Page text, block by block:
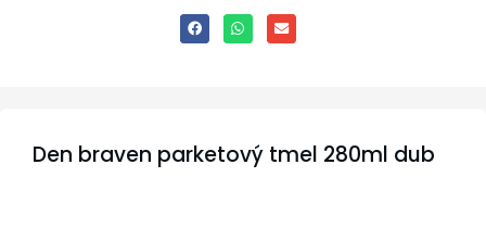
Den braven parketový tmel 280ml dub